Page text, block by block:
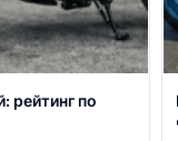
рейтинг по